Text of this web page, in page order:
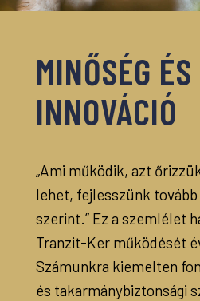
MINŐSÉG ÉS
INNOVÁCIÓ
„Ami működik, azt
lehet, fejlesszünk tovább
szerint.” Ez a szemlélet
Tranzit-Ker működését
Számunkra kiemelten
és takarmánybiztonsági